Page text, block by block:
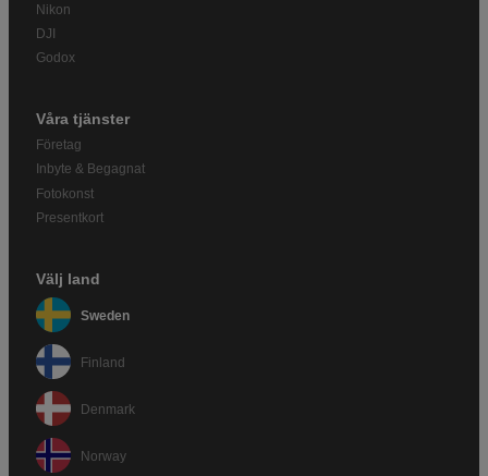
Nikon
DJI
Godox
Våra tjänster
Företag
Inbyte & Begagnat
Fotokonst
Presentkort
Välj land
Sweden
Finland
Denmark
Norway